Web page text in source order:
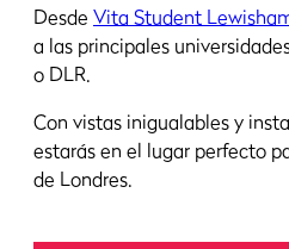
Desde Vita Student
a las principales
o DLR.
Con vistas inigualables y
estarás en el lugar perfecto
de Londres.